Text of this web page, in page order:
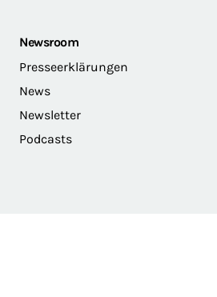
Newsroom
Presseerklärungen
News
Newsletter
Podcasts